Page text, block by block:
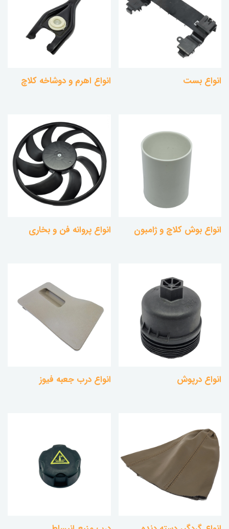
انواع بست انواع اهرم و دوشاخه کلاچ
انواع بوش کلاچ و ژامبون انواع پروانه فن و بخاری
انواع درپوش انواع درب جعبه فیوز